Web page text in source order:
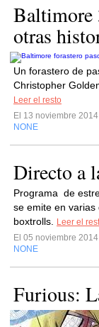
Baltimore
otras
Un forastero de
Christopher
Leer el resto
El 13 noviembre
NONE
Directo a
Programa de
se emite en
boxtrolls.
Leer el
El 05 noviembre
NONE
Furious: